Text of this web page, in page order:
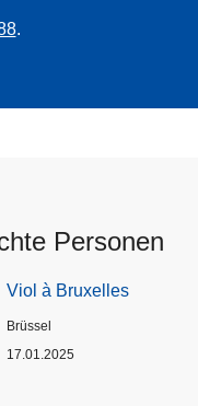
.
Personen
Viol à Bruxelles
Standort
Brüssel
17.01.2025